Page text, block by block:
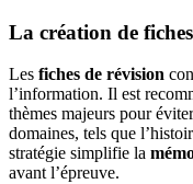
La création de
Les fiches de révision
l’information. Il est
thèmes majeurs pour
domaines, tels que
stratégie simplifie la
avant l’épreuve.